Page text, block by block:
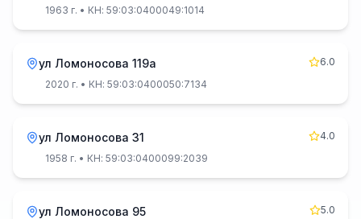
1963 г. • КН: 59:03:0400049:1014
ул Ломоносова 119а
6.0
2020 г. • КН: 59:03:0400050:7134
ул Ломоносова 31
4.0
1958 г. • КН: 59:03:0400099:2039
ул Ломоносова 95
5.0